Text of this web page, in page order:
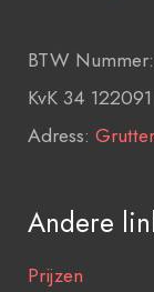
BTW
KvK 34
Adress:
Andere
Prijzen